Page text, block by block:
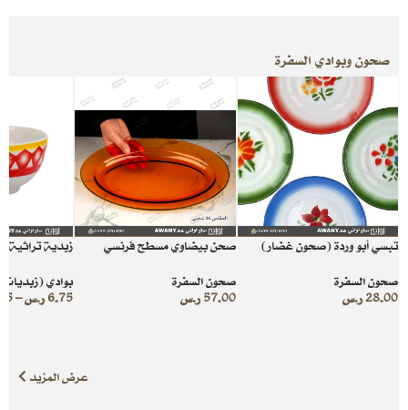
صحون وبوادي السفرة
تبسي أبو وردة (صحون غضار)
صحون السفرة
28.00ر.س
صحن بيضاوي مسطح فرنسي
صحون السفرة
57.00 ر.س
زبدية تراثية
بوادي (زبديات
6.75ر.س–
عرض المزيد